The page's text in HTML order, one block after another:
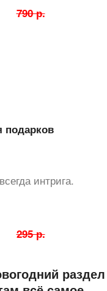
790 р.
подарков
интрига.
295 р.
раздел